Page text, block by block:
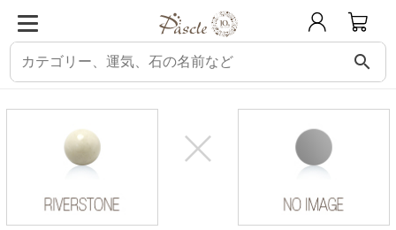
search
パスクル 組み合わせ・相性チェック リバーストーンと相性の良い石